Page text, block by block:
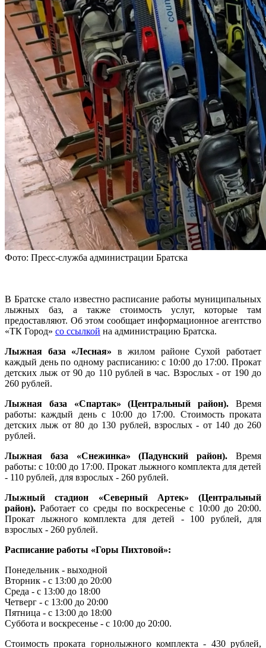
Фото: Пресс-служба администрации Братска
В Братске стало известно расписание работы муниципальных
лыжных баз, а также стоимость услуг, которые там
предоставляют. Об этом сообщает информационное агентство
«ТК Город» со ссылкой на администрацию Братска.
Лыжная база «Лесная» в жилом районе Сухой работает
каждый день по одному расписанию: с 10:00 до 17:00. Прокат
детских лыж от 90 до 110 рублей в час. Взрослых - от 190 до
260 рублей.
Лыжная база «Спартак» (Центральный район). Время
работы: каждый день с 10:00 до 17:00. Стоимость проката
детских лыж от 80 до 130 рублей, взрослых - от 140 до 260
рублей.
Лыжная база «Снежинка» (Падунский район). Время
работы: с 10:00 до 17:00. Прокат лыжного комплекта для детей
- 110 рублей, для взрослых - 260 рублей.
Лыжный стадион «Северный Артек» (Центральный
район).Работает со среды по воскресенье с 10:00 до 20:00.
Прокат лыжного комплекта для детей - 100 рублей, для
взрослых - 260 рублей.
Расписание работы «Горы Пихтовой»:
Понедельник - выходной
Вторник - с 13:00 до 20:00
Среда - с 13:00 до 18:00
Четверг - с 13:00 до 20:00
Пятница - с 13:00 до 18:00
Суббота и воскресенье - с 10:00 до 20:00.
Стоимость проката горнолыжного комплекта - 430 рублей,